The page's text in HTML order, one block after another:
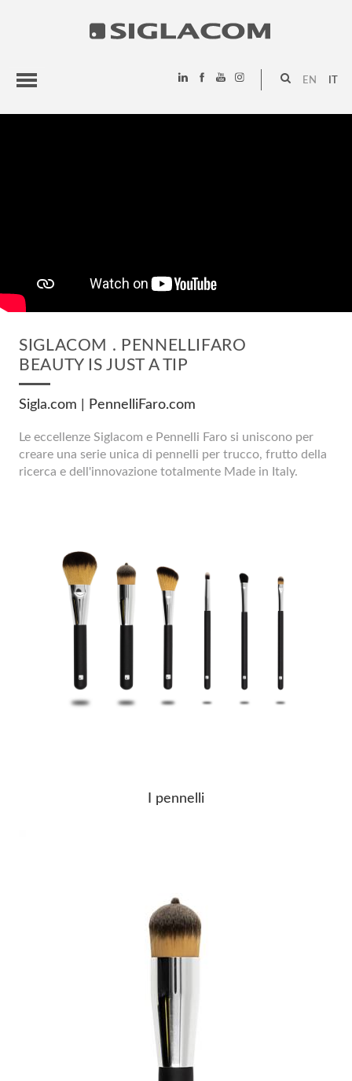
EN
SIGLACOM . PENNELLIFARO
BEAUTY IS JUST A TIP
Sigla.com | PennelliFaro.com
Le eccellenze Siglacom e Pennelli Faro si uniscono per
creare una serie unica di pennelli per trucco, frutto della
ricerca e dell'innovazione totalmente Made in Italy.
I pennelli